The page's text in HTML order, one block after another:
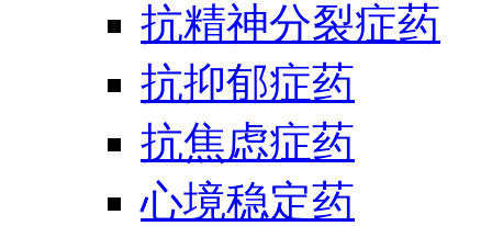
抗精神分裂症药
抗抑郁症药
抗焦虑症药
心境稳定药